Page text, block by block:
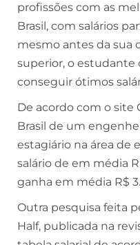
profissões com as
Brasil, com salários
mesmo antes da sua
superior, o estudante
conseguir ótimos
De acordo com o site
Brasil de um
estagiário na área de
salário de em média
ganha em média R$
Outra pesquisa feita
Half, publicada na